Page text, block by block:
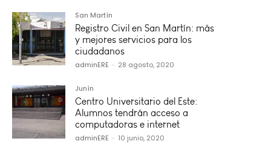
San Martín
Registro Civil en San Martín: más
y mejores servicios para los
ciudadanos
adminERE - 28 agosto, 2020
Junín
Centro Universitario del Este:
Alumnos tendrán acceso a
computadoras e internet
adminERE - 10 junio, 2020